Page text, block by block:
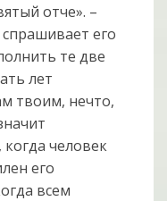
отче». –
его
те две
лет
твоим, нечто,
когда человек
его
всем